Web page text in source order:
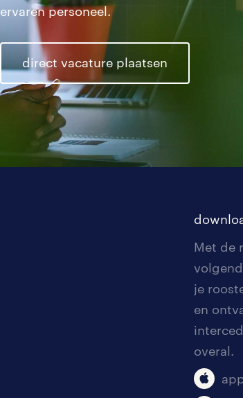
ervaren personeel.
direct vacature plaatsen
Met de
je
en
overal.